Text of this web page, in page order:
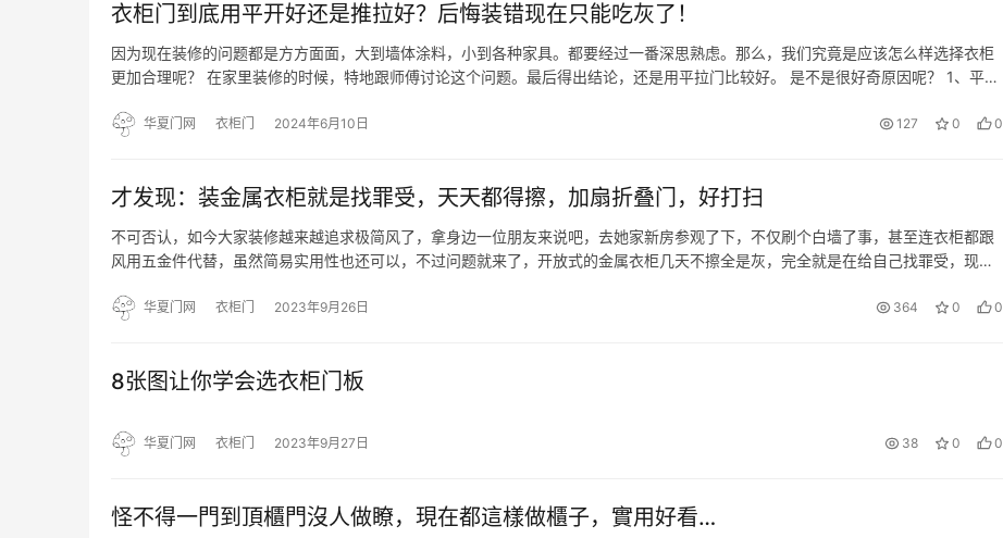
衣柜门到底用平开好还是推拉好？后悔装错现在只能吃灰了！
因为现在装修的问题都是方方面面，大到墙体涂料，小到各种家具。都要经过一番深思熟虑。那么，我们究竟是应该怎么样选择衣柜
更加合理呢？ 在家里装修的时候，特地跟师傅讨论这个问题。最后得出结论，还是用平拉门比较好。 是不是很好奇原因呢？ 1、平开
宜。…华夏门网 衣柜门 2024年6月10日 127 0 0
才发现：装金属衣柜就是找罪受，天天都得擦，加扇折叠门，好打扫
不可否认，如今大家装修越来越追求极简风了，拿身边一位朋友来说吧，去她家新房参观了下，不仅刷个白墙了事，甚至连衣柜都跟
风用五金件代替，虽然简易实用性也还可以，不过问题就来了，开放式的金属衣柜几天不擦全是灰，完全就是在给自己找罪受，现在
间了，关…
华夏门网 衣柜门 2023年9月26日 364 0 0
8张图让你学会选衣柜门板
华夏门网 衣柜门 2023年9月27日 38 0 0
怪不得一門到頂櫃門沒人做瞭，現在都這樣做櫃子，實用好看…